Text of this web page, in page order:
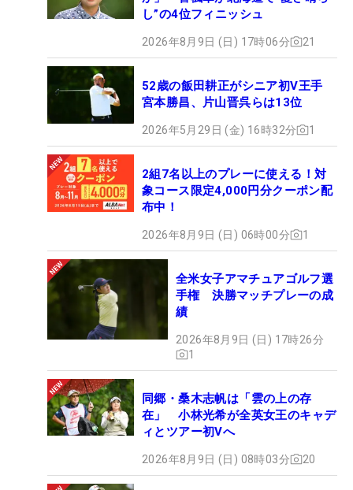
し”の4位フィニッシュ
2026年8月9日 (日) 17時06分 21
52歳の飯田耕正がシニア初V王手
宮本勝昌、片山晋呉らは13位
2026年5月29日 (金) 16時32分 1
2組7名以上のプレーに使える！対
象コース限定4,000円分クーポン配
布中！
2026年8月9日 (日) 06時00分 1
全米女子アマチュアゴルフ選
手権 決勝マッチプレーの成
績
2026年8月9日 (日) 17時26分
1
同郷・桑木志帆は「雲の上の存
在」 小林光希が全英女王のキャデ
ィとツアー初Vへ
2026年8月9日 (日) 08時03分 20